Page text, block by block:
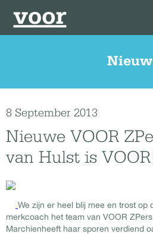
8 September 2013
Nieuwe VOOR
van Hulst is
We zijn er heel blij mee en trost op
merkcoach het team van VOOR
Marchienheeft haar sporen verdiend